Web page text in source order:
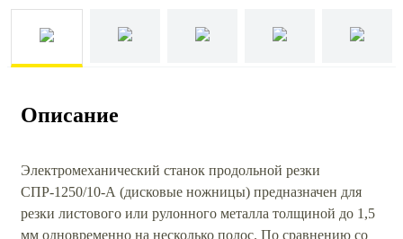
Описание
Электромеханический станок продольной резки
СПР-1250/10-А (дисковые ножницы) предназначен для
резки листового или рулонного металла толщиной до 1,5
мм одновременно на несколько полос. По сравнению со